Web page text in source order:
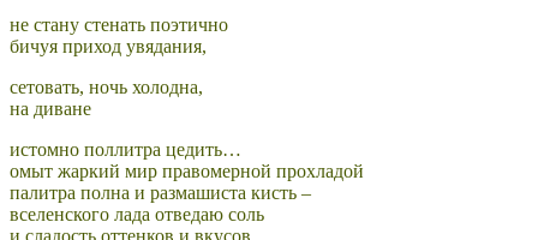
не стану стенать поэтично
бичуя приход увядания,
сетовать, ночь холодна,
на диване
истомно поллитра цедить…
омыт жаркий мир правомерной прохладой
палитра полна и размашиста кисть –
вселенского лада отведаю соль
и сладость оттенков и вкусов